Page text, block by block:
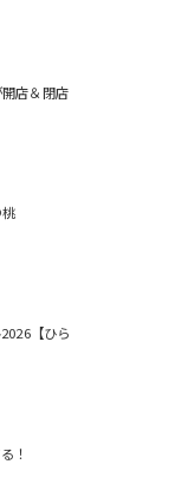
店＆閉店
【ひら
！